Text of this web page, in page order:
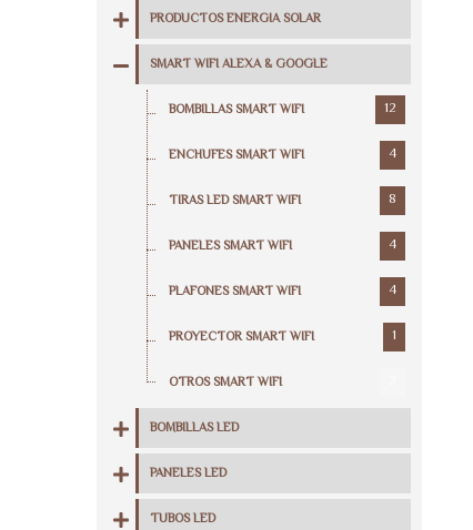
PRODUCTOS ENERGIA SOLAR
SMART WIFI ALEXA & GOOGLE
BOMBILLAS SMART WIFI 12
ENCHUFES SMART WIFI 4
TIRAS LED SMART WIFI 8
PANELES SMART WIFI 4
PLAFONES SMART WIFI 4
PROYECTOR SMART WIFI 1
OTROS SMART WIFI
BOMBILLAS LED
PANELES LED
TUBOS LED